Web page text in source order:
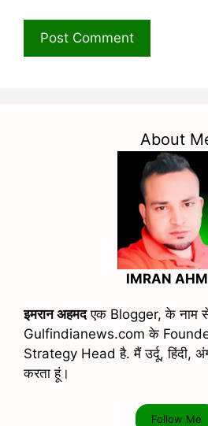
About
IMRAN
इमरान अहमदएक Blogger, के नाम
Gulfindianews.com के
Strategy Head है. मैं उर्दू, हिंदी,
करता हूं।
Follow Me